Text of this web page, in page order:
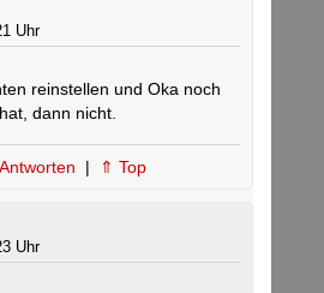
Uhr
reinstellen und Oka noch
dann nicht.
Antworten | ⇑ Top
Uhr